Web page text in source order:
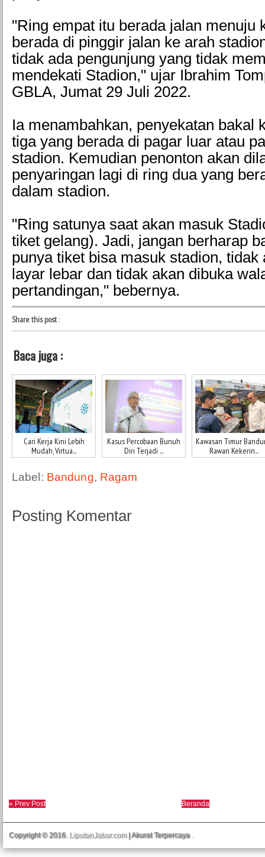
"Ring empat itu berada jalan menuju
berada di pinggir jalan ke arah
tidak ada pengunjung yang tidak
mendekati Stadion," ujar Ibrahim
GBLA, Jumat 29 Juli 2022.
Ia menambahkan, penyekatan bakal
tiga yang berada di pagar luar atau
stadion. Kemudian penonton akan
penyaringan lagi di ring dua yang
dalam stadion.
"Ring satunya saat akan masuk
tiket gelang). Jadi, jangan berharap
punya tiket bisa masuk stadion, tidak
layar lebar dan tidak akan dibuka
pertandingan," bebernya.
Share this post:
Baca juga :
Cari Kerja Kini Lebih
Mudah, Virtua...
Kasus Percobaan Bunuh
Diri Terjadi ...
Kawasan Timur
Rawan Kekerin...
Label: Bandung, Ragam
Posting Komentar
« Prev Post Beranda
Copyright © 2016. LiputanJabar.com| Akurat Terpercaya